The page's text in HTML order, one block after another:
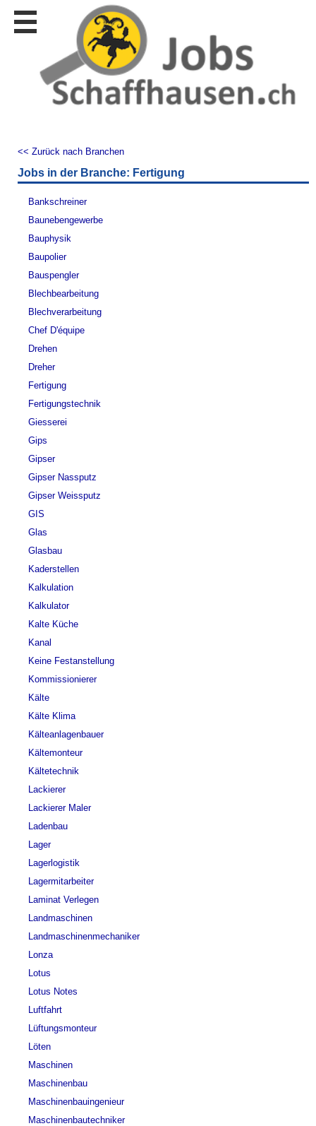
Stellen
Stellen
inserieren
Personalberatungen
WERBUNG
publizieren
JOB-
Lehrstellen
Lehrstellen
inserieren
<< Zurück nach Branchen
Jobs in der Branche: Fertigung
Bankschreiner
Baunebengewerbe
Bauphysik
Baupolier
Bauspengler
Blechbearbeitung
Blechverarbeitung
Chef D'équipe
Drehen
Dreher
Fertigung
Fertigungstechnik
Giesserei
Gips
Gipser
Gipser Nassputz
Gipser Weissputz
GIS
Glas
Glasbau
Kaderstellen
Kalkulation
Kalkulator
Kalte Küche
Kanal
Keine Festanstellung
Kommissionierer
Kälte
Kälte Klima
Kälteanlagenbauer
Kältemonteur
Kältetechnik
Lackierer
Lackierer Maler
Ladenbau
Lager
Lagerlogistik
Lagermitarbeiter
Laminat Verlegen
Landmaschinen
Landmaschinenmechaniker
Lonza
Lotus
Lotus Notes
Luftfahrt
Lüftungsmonteur
Löten
Maschinen
Maschinenbau
Maschinenbauingenieur
Maschinenbautechniker